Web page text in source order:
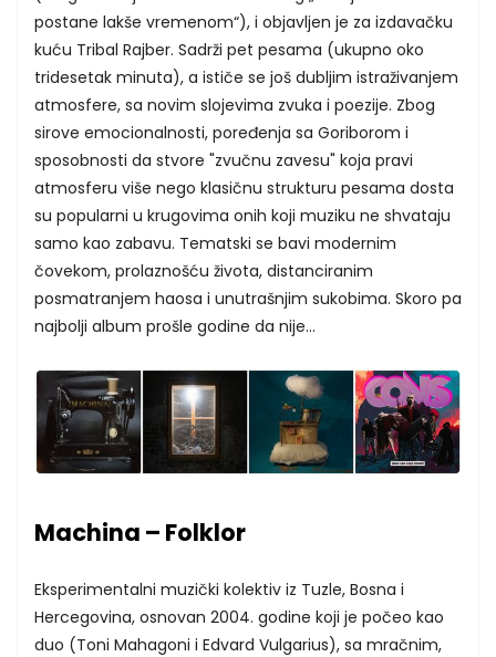
postane lakše vremenom“), i objavljen je za izdavačku
kuću Tribal Rajber. Sadrži pet pesama (ukupno oko
tridesetak minuta), a ističe se još dubljim istraživanjem
atmosfere, sa novim slojevima zvuka i poezije. Zbog
sirove emocionalnosti, poređenja sa Goriborom i
sposobnosti da stvore "zvučnu zavesu" koja pravi
atmosferu više nego klasičnu strukturu pesama dosta
su popularni u krugovima onih koji muziku ne shvataju
samo kao zabavu. Tematski se bavi modernim
čovekom, prolaznošću života, distanciranim
posmatranjem haosa i unutrašnjim sukobima. Skoro pa
najbolji album prošle godine da nije...
Machina – Folklor
Eksperimentalni muzički kolektiv iz Tuzle, Bosna i
Hercegovina, osnovan 2004. godine koji je počeo kao
duo (Toni Mahagoni i Edvard Vulgarius), sa mračnim,